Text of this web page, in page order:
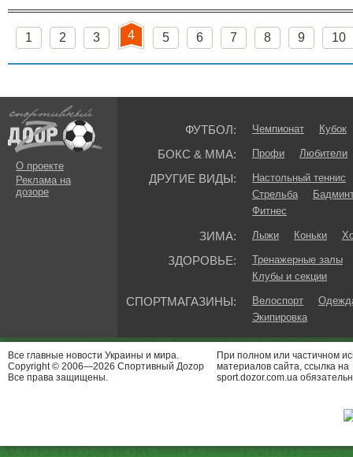
1 2 3 4 5 6 7 8 9 10
О проекте
Реклама на
дозоре
ФУТБОЛ: Чемпионат Кубок
БОКС & ММА: Профи Любители
ДРУГИЕ ВИДЫ:
Настольный теннис
Стрельба
Фитнес
ЗИМА: Лыжи Коньки
ЗДОРОВЬЕ:
Тренажерные залы
Клубы и секции
СПОРТМАГАЗИНЫ: Велоспорт
Экипировка
Все главные новости Украины и мира.
Copyright © 2006—2026 Спортивный Доzор
Все права защищены.
При полном или частичном
материалов сайта, ссылка на
sport.dozor.com.ua